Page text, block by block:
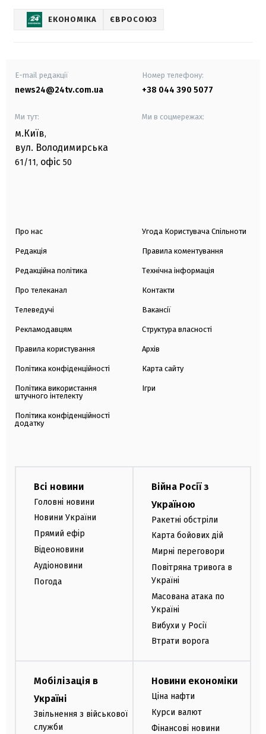
ЕКОНОМІКА ЄВРОСОЮЗ
E-mail редакції
news24@24tv.com.ua
Номер телефону:
+38 044 390 5077
Ми тут:
м.Київ,
вул. Володимирська
61/11, офіс 50
Ми в соцмережах:
Про нас
Редакція
Редакційна політика
Про телеканал
Телеведучі
Рекламодавцям
Правила користування
Політика конфіденційності
Політика використання
штучного інтелекту
Політика конфіденційності
додатку
Угода Користувача Спільноти
Правила коментування
Технічна інформація
Контакти
Вакансії
Структура власності
Архів
Карта сайту
Ігри
Всі новини
Головні новини
Новини України
Прямий ефір
Відеоновини
Аудіоновини
Погода
Війна Росії з
Україною
Ракетні обстріли
Карта бойових дій
Мирні переговори
Повітряна тривога в
Україні
Масована атака по
Україні
Вибухи у Росії
Втрати ворога
Мобілізація в
Україні
Звільнення з військової
служби
Новини економіки
Ціна нафти
Курси валют
Фінансові новини